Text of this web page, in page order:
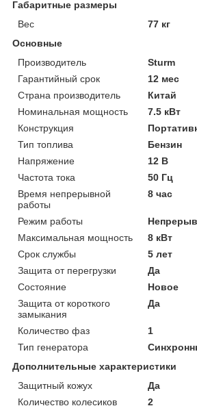
Габаритные размеры
Вес
77 кг
Основные
Производитель
Sturm
Гарантийный срок
12 мес
Страна производитель
Китай
Номинальная мощность
7.5 кВт
Конструкция
Тип топлива
Бензин
Напряжение
12 В
Частота тока
50 Гц
Время непрерывной
работы
8 час
Режим работы
Максимальная мощность
8 кВт
Срок службы
5 лет
Защита от перегрузки
Да
Состояние
Новое
Защита от короткого
замыкания
Да
Количество фаз
1
Тип генератора
Дополнительные характеристики
Защитный кожух
Да
Количество колесиков
2